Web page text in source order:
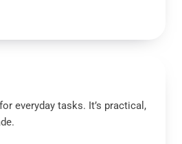
everyday tasks. It’s practical,